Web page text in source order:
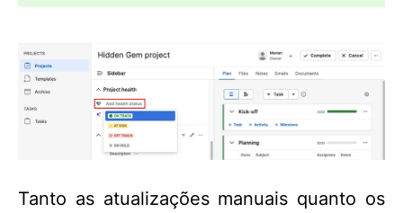
Tanto as atualizações manuais quanto os